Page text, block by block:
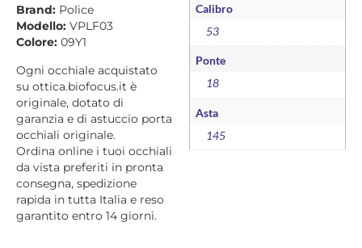
Brand: Police
Modello: VPLF03
Colore: 09Y1
Ogni occhiale acquistato
su ottica.biofocus.it è
originale, dotato di
garanzia e di astuccio porta
occhiali originale.
Ordina online i tuoi occhiali
da vista preferiti in pronta
consegna, spedizione
rapida in tutta Italia e reso
garantito entro 14 giorni.
Calibro
53
Ponte
18
Asta
145